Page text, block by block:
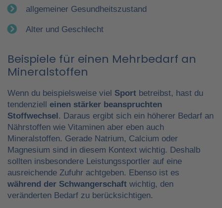
allgemeiner Gesundheitszustand
Alter und Geschlecht
Beispiele für einen Mehrbedarf an
Mineralstoffen
Wenn du beispielsweise viel Sport betreibst, hast du
tendenziell einen stärker beanspruchten
Stoffwechsel. Daraus ergibt sich ein höherer Bedarf an
Nährstoffen wie Vitaminen aber eben auch
Mineralstoffen. Gerade Natrium, Calcium oder
Magnesium sind in diesem Kontext wichtig. Deshalb
sollten insbesondere Leistungssportler auf eine
ausreichende Zufuhr achtgeben. Ebenso ist es
während der Schwangerschaft wichtig, den
veränderten Bedarf zu berücksichtigen.